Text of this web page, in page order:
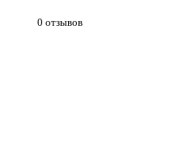
0 отзывов